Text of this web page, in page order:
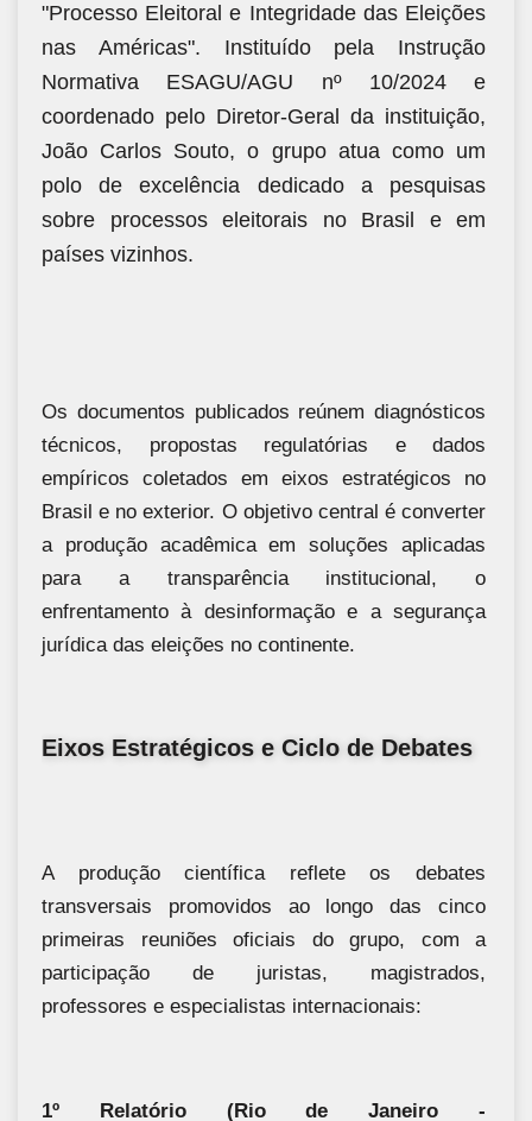
"Processo Eleitoral e Integridade das Eleições
nas Américas". Instituído pela Instrução
Normativa ESAGU/AGU nº 10/2024 e
coordenado pelo Diretor-Geral da instituição,
João Carlos Souto, o grupo atua como um
polo de excelência dedicado a pesquisas
sobre processos eleitorais no Brasil e em
países vizinhos.
Os documentos publicados reúnem diagnósticos
técnicos, propostas regulatórias e dados
empíricos coletados em eixos estratégicos no
Brasil e no exterior. O objetivo central é converter
a produção acadêmica em soluções aplicadas
para a transparência institucional, o
enfrentamento à desinformação e a segurança
jurídica das eleições no continente.
Eixos Estratégicos e Ciclo de Debates
A produção científica reflete os debates
transversais promovidos ao longo das cinco
primeiras reuniões oficiais do grupo, com a
participação de juristas, magistrados,
professores e especialistas internacionais:
1º Relatório (Rio de Janeiro -